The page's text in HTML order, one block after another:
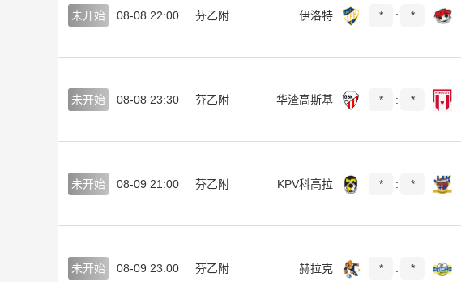
未开始 08-08 22:00 芬乙附 伊洛特 * : *
未开始 08-08 23:30 芬乙附 华渣高斯基 * : *
未开始 08-09 21:00 芬乙附 KPV科高拉 * : *
未开始 08-09 23:00 芬乙附 赫拉克 * : *